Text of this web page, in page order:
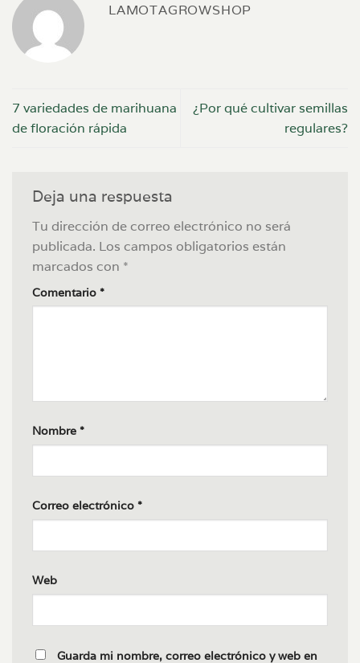
LAMOTAGROWSHOP
7 variedades de marihuana
de floración rápida
¿Por qué cultivar semillas
regulares?
Deja una respuesta
Tu dirección de correo electrónico no será
publicada. Los campos obligatorios están
marcados con *
Comentario *
Nombre *
Correo electrónico *
Web
Guarda mi nombre, correo electrónico y web en